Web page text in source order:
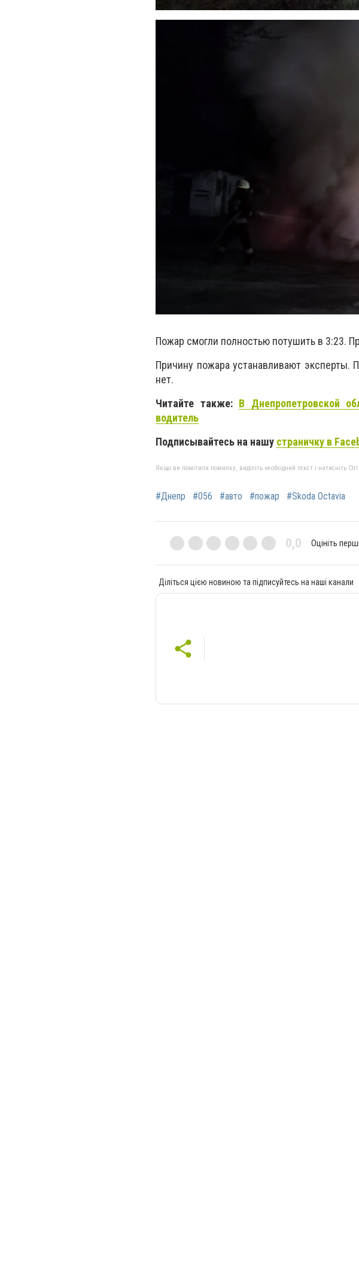
Пожар смогли полностью потушить в 3:23.
Причину пожара устанавливают
нет.
Читайте также: В Днепропетровской
водитель
Подписывайтесь на нашу страничку в
Якщо ви помітили помилку, виділіть необхідний текст і натисніть
#Днепр #056 #авто #пожар #Skoda Octavia
0,0 Оцініть
Діліться цією новиною та підписуйтесь на наші канали